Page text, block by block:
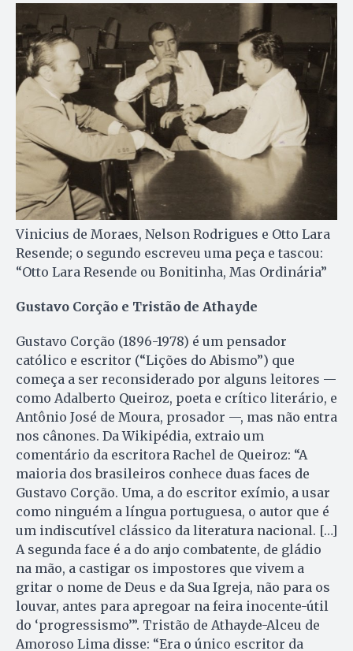
Vinicius de Moraes, Nelson Rodrigues e Otto Lara
Resende; o segundo escreveu uma peça e tascou:
“Otto Lara Resende ou Bonitinha, Mas Ordinária”
Gustavo Corção e Tristão de Athayde
Gustavo Corção (1896-1978) é um pensador
católico e escritor (“Lições do Abismo”) que
começa a ser reconsiderado por alguns leitores —
como Adalberto Queiroz, poeta e crítico literário, e
Antônio José de Moura, prosador —, mas não entra
nos cânones. Da Wikipédia, extraio um
comentário da escritora Rachel de Queiroz: “A
maioria dos brasileiros conhece duas faces de
Gustavo Corção. Uma, a do escritor exímio, a usar
como ninguém a língua portuguesa, o autor que é
um indiscutível clássico da literatura nacional. […]
A segunda face é a do anjo combatente, de gládio
na mão, a castigar os impostores que vivem a
gritar o nome de Deus e da Sua Igreja, não para os
louvar, antes para apregoar na feira inocente-útil
do ‘progressismo’”. Tristão de Athayde-Alceu de
Amoroso Lima disse: “Era o único escritor da